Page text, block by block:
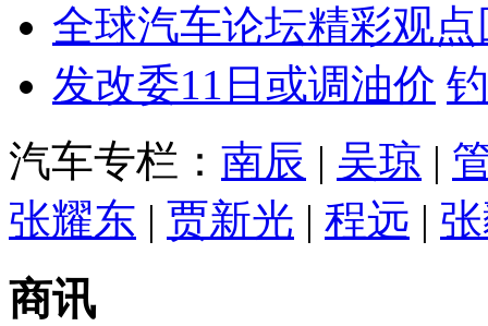
全球汽车论坛精彩观点
发改委11日或调油价
汽车专栏： 南辰 | 吴琼 |
张耀东 | 贾新光 | 程远 |
商讯